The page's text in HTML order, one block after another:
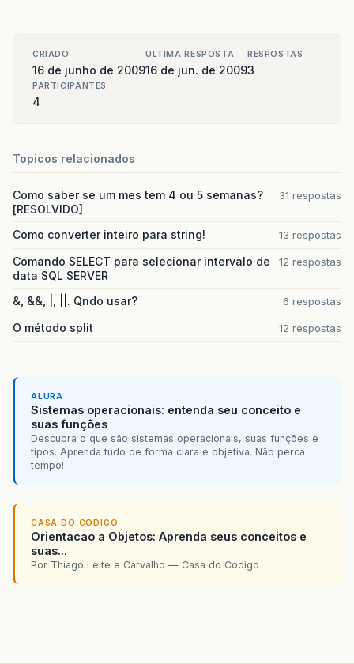
CRIADO
16 de junho de 2009
ULTIMA RESPOSTA
16 de jun. de 2009
RESPOSTAS
3
PARTICIPANTES
4
Topicos relacionados
Como saber se um mes tem 4 ou 5 semanas?
[RESOLVIDO]
31 respostas
Como converter inteiro para string! 13 respostas
Comando SELECT para selecionar intervalo de
data SQL SERVER
12 respostas
&, &&, |, ||. Qndo usar? 6 respostas
O método split 12 respostas
ALURA
Sistemas operacionais: entenda seu conceito e
suas funções
Descubra o que são sistemas operacionais, suas funções e
tipos. Aprenda tudo de forma clara e objetiva. Não perca
tempo!
CASA DO CODIGO
Orientacao a Objetos: Aprenda seus conceitos e
suas...
Por Thiago Leite e Carvalho — Casa do Codigo